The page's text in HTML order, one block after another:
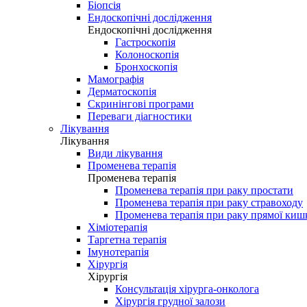
Біопсія
Ендоскопічні дослідження
Ендоскопічні дослідження
Гастроскопія
Колоноскопія
Бронхоскопія
Мамографія
Дерматоскопія
Скринінгові програми
Переваги діагностики
Лікування
Лікування
Види лікування
Променева терапія
Променева терапія
Променева терапія при раку простати
Променева терапія при раку стравоходу
Променева терапія при раку прямої
Хіміотерапія
Таргетна терапія
Імунотерапія
Хірургія
Хірургія
Консультація хірурга-онколога
Хірургія грудної залози